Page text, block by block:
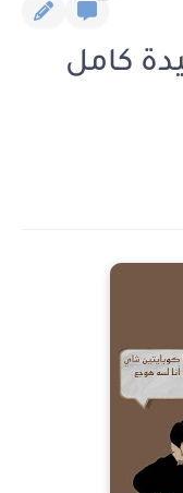
كامل